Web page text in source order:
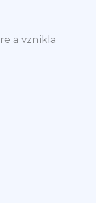
a vznikla